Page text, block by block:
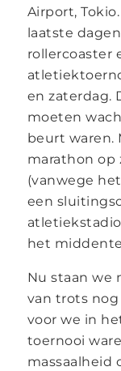
Airport,
laatste
rollercoaster
en zaterdag.
moeten
beurt waren.
marathon op
(vanwege
een
het
Nu staan we
van trots
voor we in
toernooi
massaalheid